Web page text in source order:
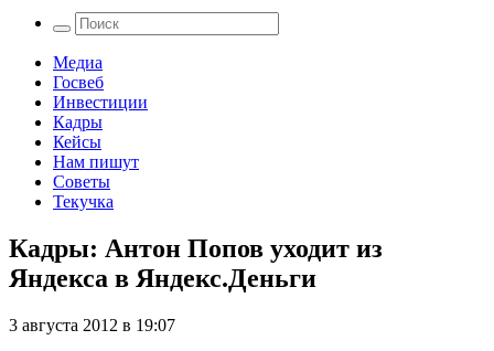
Медиа
Госвеб
Инвестиции
Кадры
Кейсы
Нам пишут
Советы
Текучка
Кадры: Антон Попов уходит из
Яндекса в Яндекс.Деньги
3 августа 2012 в 19:07